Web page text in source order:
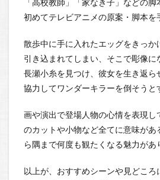
「高校教師」「家なき子」などの
初めてテレビアニメの原案・脚本を
散歩中に手に入れたエッグをきっか
引き込まれてしまい、そこで彫像
長瀬小糸を見つけ、彼女を生き返ら
協力してワンダーキラーを倒そうと
画や演出で登場人物の心情を表現し
のカットや小物など全てに意味があ
ら隅まで何度も観たくなる魅力があ
以上が、おすすめシーンや見どこ